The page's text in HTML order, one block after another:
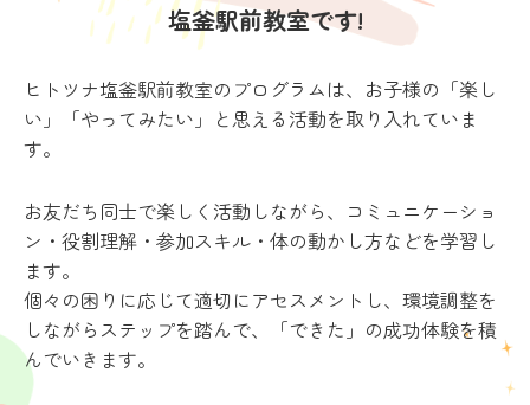
塩釜駅前教室です!
ヒトツナ塩釜駅前教室のプログラムは、お子様の「楽し
い」「やってみたい」と思える活動を取り入れていま
す。
お友だち同士で楽しく活動しながら、コミュニケーショ
ン・役割理解・参加スキル・体の動かし方などを学習し
ます。
個々の困りに応じて適切にアセスメントし、環境調整を
しながらステップを踏んで、「できた」の成功体験を積
んでいきます。